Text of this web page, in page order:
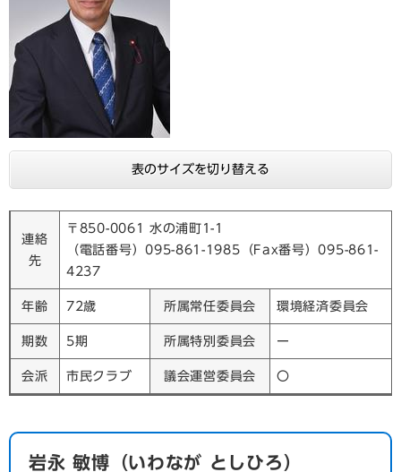
表のサイズを切り替える
連絡
先
〒850-0061 水の浦町1-1
（電話番号）095-861-1985（Fax番号）095-861-
4237
年齢 72歳 所属常任委員会 環境経済委員会
期数 5期 所属特別委員会 ー
会派 市民クラブ 議会運営委員会 〇
岩永 敏博（いわなが としひろ）